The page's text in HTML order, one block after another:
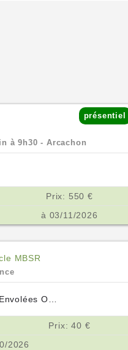
présentiel
à 9h30 - Arcachon
Prix: 550 €
à 03/11/2026
MBSR
Prix: 40 €
2026